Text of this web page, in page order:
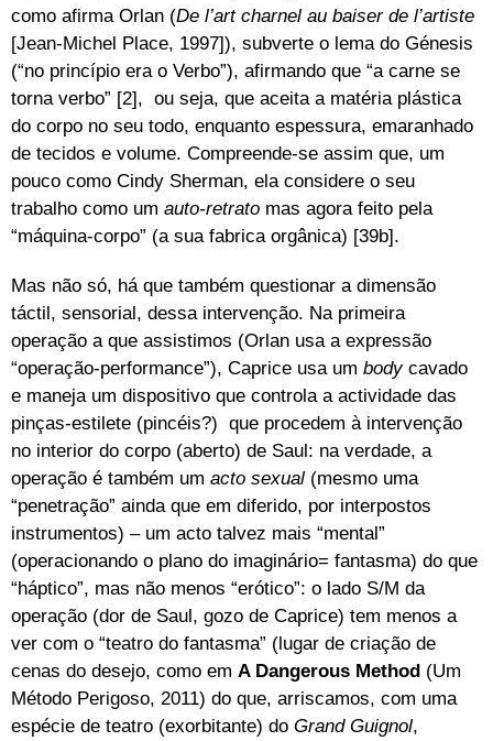
como afirma Orlan (De l’art charnel au baiser de l’artiste
[Jean-Michel Place, 1997]), subverte o lema do Génesis
(“no princípio era o Verbo”), afirmando que “a carne se
torna verbo” [2], ou seja, que aceita a matéria plástica
do corpo no seu todo, enquanto espessura, emaranhado
de tecidos e volume. Compreende-se assim que, um
pouco como Cindy Sherman, ela considere o seu
trabalho como um auto-retrato mas agora feito pela
“máquina-corpo” (a sua fabrica orgânica) [39b].
Mas não só, há que também questionar a dimensão
táctil, sensorial, dessa intervenção. Na primeira
operação a que assistimos (Orlan usa a expressão
“operação-performance”), Caprice usa um body cavado
e maneja um dispositivo que controla a actividade das
pinças-estilete (pincéis?) que procedem à intervenção
no interior do corpo (aberto) de Saul: na verdade, a
operação é também um acto sexual (mesmo uma
“penetração” ainda que em diferido, por interpostos
instrumentos) – um acto talvez mais “mental”
(operacionando o plano do imaginário= fantasma) do que
“háptico”, mas não menos “erótico”: o lado S/M da
operação (dor de Saul, gozo de Caprice) tem menos a
ver com o “teatro do fantasma” (lugar de criação de
cenas do desejo, como em A Dangerous Method (Um
Método Perigoso, 2011) do que, arriscamos, com uma
espécie de teatro (exorbitante) do Grand Guignol,